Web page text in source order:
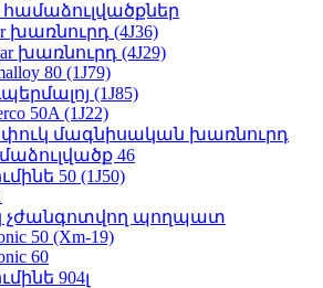
խառնուրդ (4J36)
խառնուրդ (4J29)
80 (1J79)
(1J85)
50A (1J22)
մագնիսական խառնուրդ
46
50 (1J50)
չժանգոտվող պողպատ
50 (Xm-19)
60
904լ